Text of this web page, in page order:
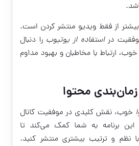
از فقط ویدیو منتشر کردن است.
دراستفاده از یوتیوب را دنبال
ارتباط با مخاطبان و بهبود مداوم
محتوا
خوب، نقش کلیدی در موفقیت کانال
این برنامه به شما کمک می‌کند تا
نظم و ترتیب بیشتری منتشر کنید.